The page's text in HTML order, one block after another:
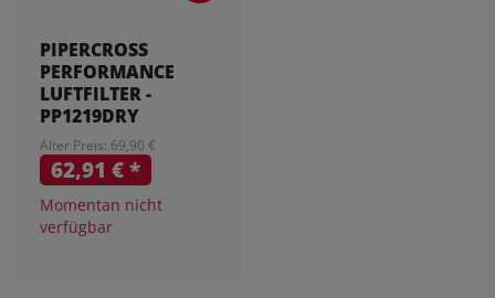
PIPERCROSS
PERFORMANCE
LUFTFILTER -
PP1219DRY
Alter Preis: 69,90 €
62,91 €*
Momentan nicht
verfügbar